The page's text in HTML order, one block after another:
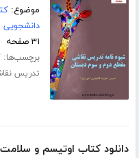
موضوع:
دانشجویی
۳۱ صفحه
برچسب‌ها:
تدریس
دانلود کتاب اوتیسم و